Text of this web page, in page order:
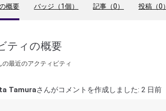
概要 バッジ（1個） 記事（0） 投稿（0）
ティの概要
の最近のアクティビティ
Tamuraさんがコメントを作成しました: 2 日前